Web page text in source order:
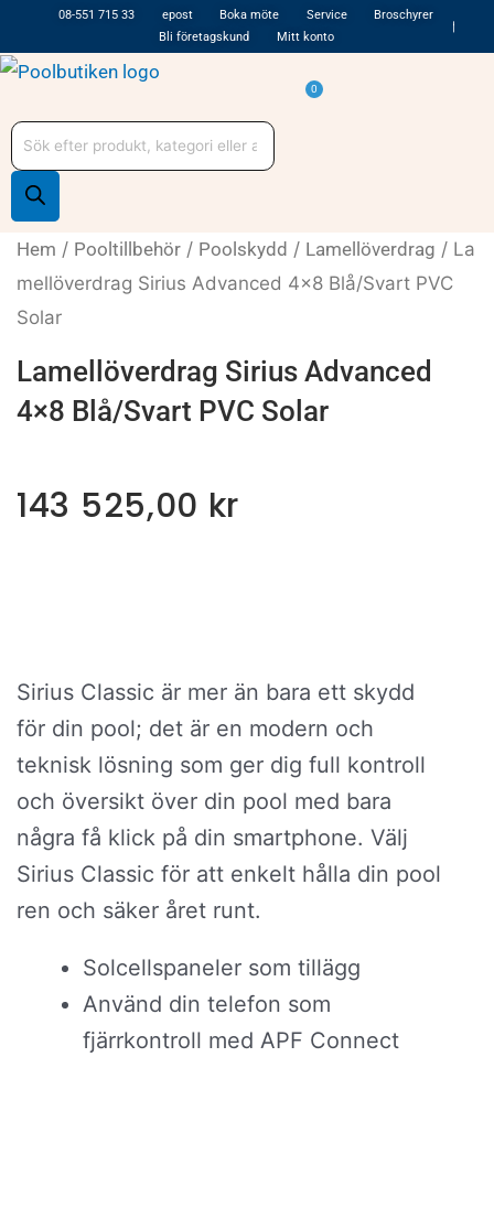
till
innehåll
08-551 715 33 epost Boka möte Service
Broschyrer
Bli företagskund
Mitt konto
0
Varukorg
Produktsökning
Hem / Pooltillbehör / Poolskydd / Lamellöverdrag / La
mellöverdrag Sirius Advanced 4×8 Blå/Svart PVC
Solar
Lamellöverdrag Sirius Advanced
4×8 Blå/Svart PVC Solar
143 525,00 kr
Sirius Classic är mer än bara ett skydd
för din pool; det är en modern och
teknisk lösning som ger dig full kontroll
och översikt över din pool med bara
några få klick på din smartphone. Välj
Sirius Classic för att enkelt hålla din pool
ren och säker året runt.
Solcellspaneler som tillägg
Använd din telefon som
fjärrkontroll med APF Connect